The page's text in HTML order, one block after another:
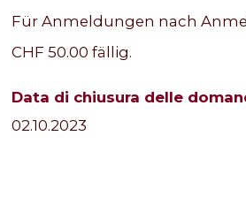
Für Anmeldungen nach
CHF 50.00 fällig.
Data di chiusura delle
02.10.2023